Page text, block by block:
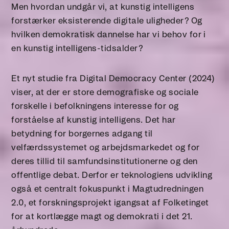
Men hvordan undgår vi, at kunstig intelligens
forstærker eksisterende digitale uligheder? Og
hvilken demokratisk dannelse har vi behov for i
en kunstig intelligens-tidsalder?
Et nyt studie fra Digital Democracy Center (2024)
viser, at der er store demografiske og sociale
forskelle i befolkningens interesse for og
forståelse af kunstig intelligens. Det har
betydning for borgernes adgang til
velfærdssystemet og arbejdsmarkedet og for
deres tillid til samfundsinstitutionerne og den
offentlige debat. Derfor er teknologiens udvikling
også et centralt fokuspunkt i Magtudredningen
2.0, et forskningsprojekt igangsat af Folketinget
for at kortlægge magt og demokrati i det 21.